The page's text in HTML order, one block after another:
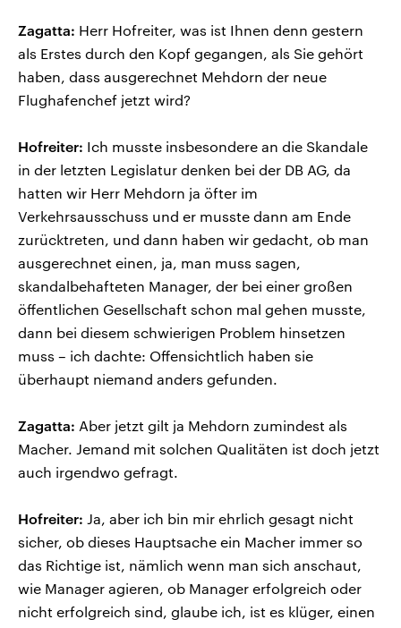
Zagatta: Herr Hofreiter, was ist Ihnen denn gestern
als Erstes durch den Kopf gegangen, als Sie gehört
haben, dass ausgerechnet Mehdorn der neue
Flughafenchef jetzt wird?
Hofreiter: Ich musste insbesondere an die Skandale
in der letzten Legislatur denken bei der DB AG, da
hatten wir Herr Mehdorn ja öfter im
Verkehrsausschuss und er musste dann am Ende
zurücktreten, und dann haben wir gedacht, ob man
ausgerechnet einen, ja, man muss sagen,
skandalbehafteten Manager, der bei einer großen
öffentlichen Gesellschaft schon mal gehen musste,
dann bei diesem schwierigen Problem hinsetzen
muss – ich dachte: Offensichtlich haben sie
überhaupt niemand anders gefunden.
Zagatta: Aber jetzt gilt ja Mehdorn zumindest als
Macher. Jemand mit solchen Qualitäten ist doch jetzt
auch irgendwo gefragt.
Hofreiter: Ja, aber ich bin mir ehrlich gesagt nicht
sicher, ob dieses Hauptsache ein Macher immer so
das Richtige ist, nämlich wenn man sich anschaut,
wie Manager agieren, ob Manager erfolgreich oder
nicht erfolgreich sind, glaube ich, ist es klüger, einen